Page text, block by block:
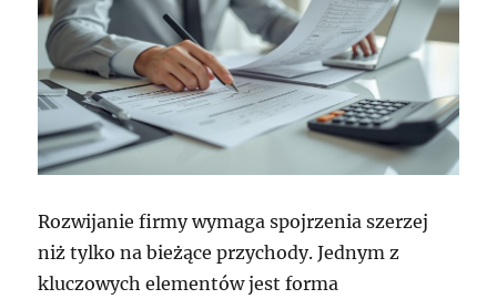
Rozwijanie firmy wymaga spojrzenia szerzej
niż tylko na bieżące przychody. Jednym z
kluczowych elementów jest forma